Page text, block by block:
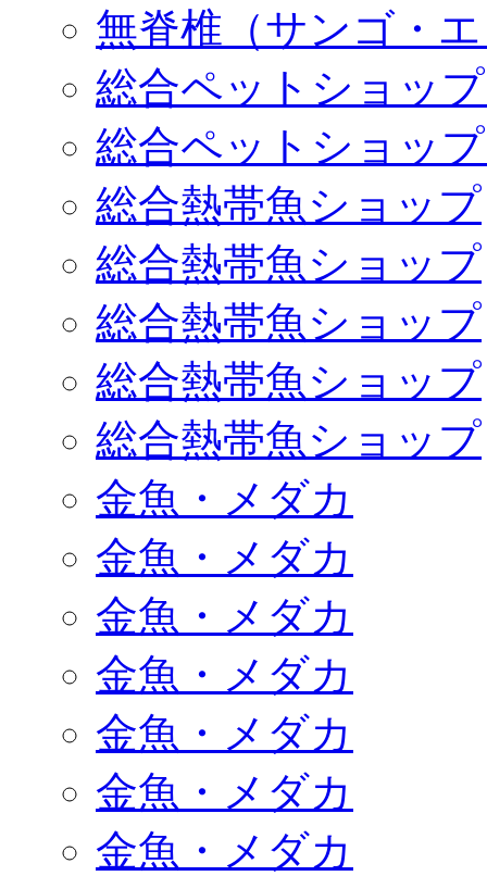
無脊椎（サンゴ・
総合ペットショッ
総合ペットショッ
総合熱帯魚ショップ
総合熱帯魚ショップ
総合熱帯魚ショップ
総合熱帯魚ショップ
総合熱帯魚ショップ
金魚・メダカ
金魚・メダカ
金魚・メダカ
金魚・メダカ
金魚・メダカ
金魚・メダカ
金魚・メダカ